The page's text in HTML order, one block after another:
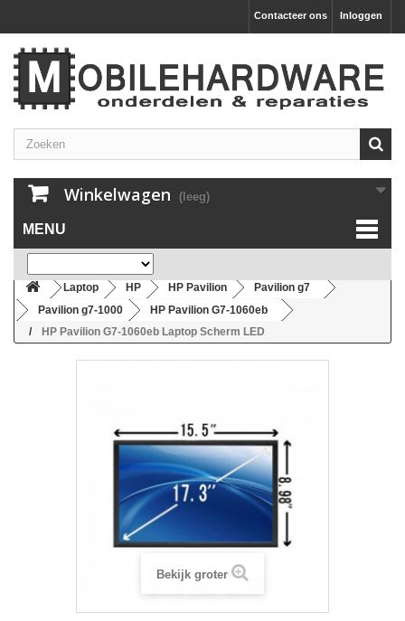
Inloggen
Contacteer ons
Winkelwagen (leeg)
MENU
Laptop HP HP Pavilion
Pavilion g7
Pavilion g7-1000
HP Pavilion G7-1060eb
HP Pavilion G7-1060eb Laptop Scherm LED
Bekijk groter